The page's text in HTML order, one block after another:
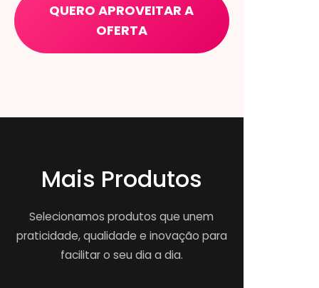
QUERO APROVEITAR A
OFERTA
Mais Produtos
Selecionamos produtos que unem
praticidade, qualidade e inovação para
facilitar o seu dia a dia.